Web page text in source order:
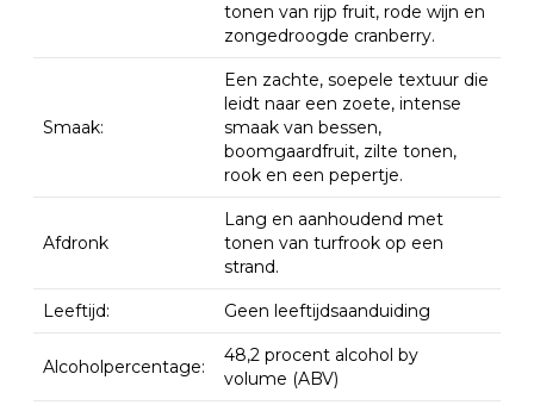
tonen van rijp fruit, rode wijn en
zongedroogde cranberry.
Smaak:
Een zachte, soepele textuur die
leidt naar een zoete, intense
smaak van bessen,
boomgaardfruit, zilte tonen,
rook en een pepertje.
Afdronk
Lang en aanhoudend met
tonen van turfrook op een
strand.
Leeftijd: Geen leeftijdsaanduiding
Alcoholpercentage:
48,2 procent alcohol by
volume (ABV)